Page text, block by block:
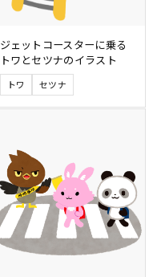
ジェットコースターに乗る
トワとセツナのイラスト
トワ セツナ